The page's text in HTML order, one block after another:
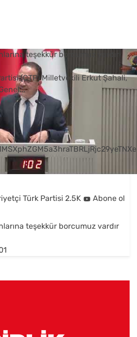
teşekkür borcumuz vardır
(CTP) Milletvekili Erkut Şahali,
...
Türk Partisi 2.5K Abone ol
teşekkür borcumuz vardır